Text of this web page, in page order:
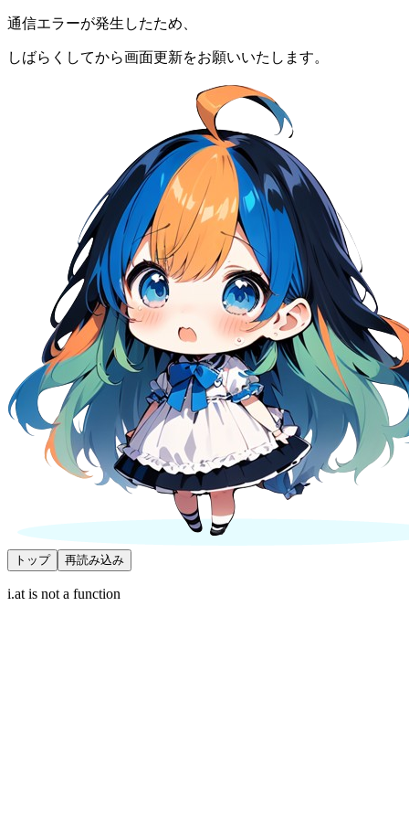
通信エラーが発生したため、
しばらくしてから画面更新をお願いいたします。
トップ 再読み込み
i.at is not a function